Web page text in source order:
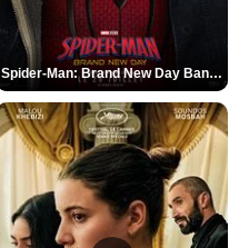
Spider-Man: Brand New Day Bande-annonce VO STFR